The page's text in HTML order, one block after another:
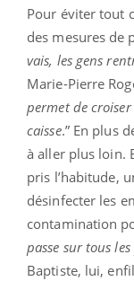
Pour éviter tout
des mesures de
vais, les gens
Marie-Pierre
permet de
caisse.” En plus
à aller plus loin.
pris l’habitude,
désinfecter les
contamination
passe sur tous
Baptiste, lui,